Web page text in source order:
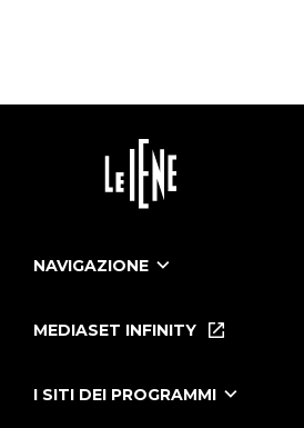
NAVIGAZIONE
Le Iene Presentano Inside
Tutti i servizi
MEDIASET INFINITY
I SITI DEI PROGRAMMI